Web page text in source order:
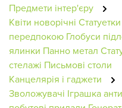
Предмети інтер'єру
Квіти новорічні
передпокою Глобуси
ялинки Панно метал
стелажі Письмові столи
Канцелярія і гаджети
Зволожувачі Іграшка